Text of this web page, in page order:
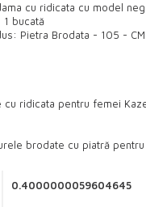
cu ridicata cu model
1 bucată
Pietra Brodata - 105 - CM
cu ridicata pentru femei
brodate cu piatră pentru
de curele pentru femei.
0.4000000059604645